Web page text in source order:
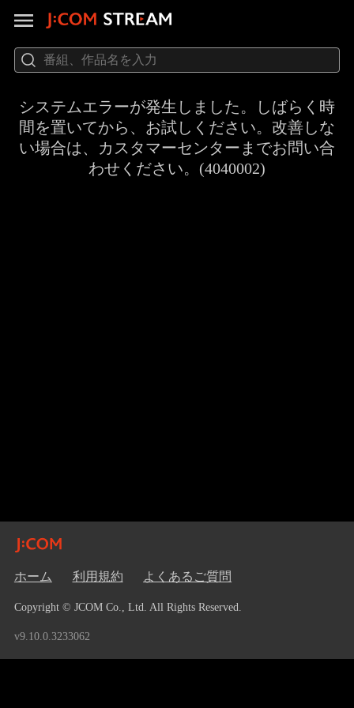
システムエラーが発生しました。しばらく時
間を置いてから、お試しください。改善しな
い場合は、カスタマーセンターまでお問い合
わせください。(4040002)
ホーム 利用規約 よくあるご質問
Copyright © JCOM Co., Ltd. All Rights Reserved.
v9.10.0.3233062